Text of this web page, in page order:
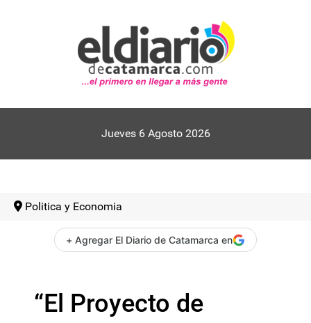
Jueves 6 Agosto 2026
Politica y Economia
+ Agregar El Diario de Catamarca en
“El Proyecto de